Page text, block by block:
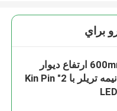
براي
600mm-1700mm ارتفاع دیوار
جانبی حصار نیمه تریلر با 2" Kin Pin